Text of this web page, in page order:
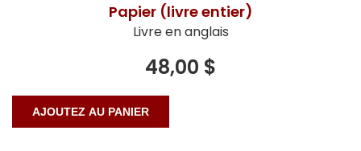
Papier (livre entier)
Livre en anglais
48,00 $